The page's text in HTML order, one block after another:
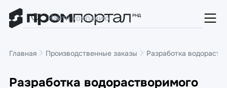
Главная Производственные заказы Разработка
Разработка водорастворимого